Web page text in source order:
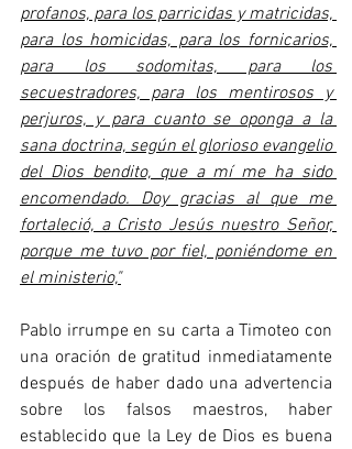
profanos, para los parricidas y matricidas,
para los homicidas, para los fornicarios,
para los sodomitas, para los
secuestradores, para los mentirosos y
perjuros, y para cuanto se oponga a la
sana doctrina, según el glorioso evangelio
del Dios bendito, que a mí me ha sido
encomendado. Doy gracias al que me
fortaleció, a Cristo Jesús nuestro Señor,
porque me tuvo por fiel, poniéndome en
el ministerio,"
Pablo irrumpe en su carta a Timoteo con
una oración de gratitud inmediatamente
después de haber dado una advertencia
sobre los falsos maestros, haber
establecido que la Ley de Dios es buena